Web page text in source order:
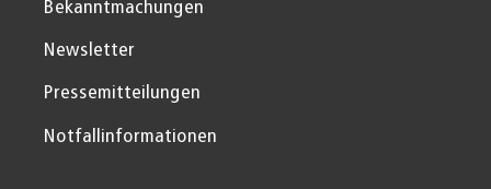
Bekanntmachungen
Newsletter
Pressemitteilungen
Notfallinformationen